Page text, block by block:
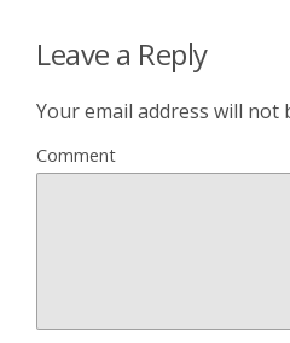
Leave a Reply
Your email address will not
Comment